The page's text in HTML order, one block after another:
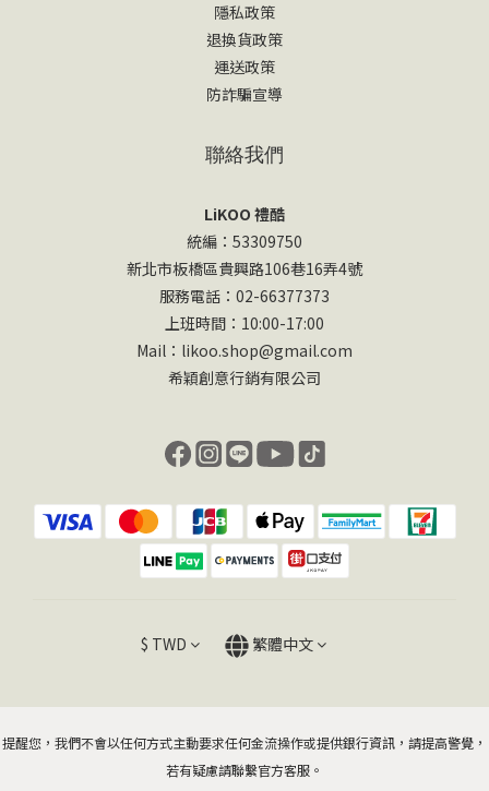
隱私政策
退換貨政策
運送政策
防詐騙宣導
聯絡我們
LiKOO 禮酷
統編：53309750
新北市板橋區貴興路106巷16弄4號
服務電話：02-66377373
上班時間：10:00-17:00
Mail：likoo.shop@gmail.com
希穎創意行銷有限公司
$ TWD 繁體中文
提醒您，我們不會以任何方式主動要求任何金流操作或提供銀行資訊，請提高警覺，
若有疑慮請聯繫官方客服。